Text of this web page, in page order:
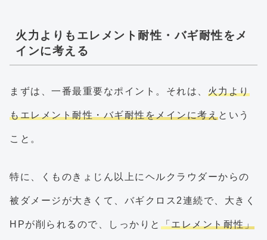
火力よりもエレメント耐性・バギ耐性をメ
インに考える
まずは、一番最重要なポイント。それは、 火力より
もエレメント耐性・バギ耐性をメインに考えという
こと。
特に、くものきょじん以上にヘルクラウダーからの
被ダメージが大きくて、バギクロス2連続で、大きく
HPが削られるので、しっかりと 「エレメント耐性」